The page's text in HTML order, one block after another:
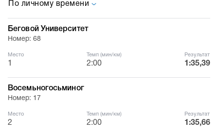
По личному времени
Беговой Университет
Номер: 68
Место Темп (мин/км)
2:00
Результат
1:35,39
Восемьногосьминог
Номер: 17
Место
2
Темп (мин/км)
2:00
Результат
1:35,66